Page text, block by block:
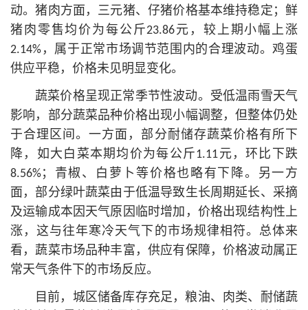
动。猪肉方面，三元猪、仔猪价格基本维持稳定；鲜
猪肉零售均价为每公斤23.86元，较上期小幅上涨
2.14%，属于正常市场调节范围内的合理波动。鸡蛋
供应平稳，价格未见明显变化。
蔬菜价格呈现正常季节性波动。受低温雨雪天气
影响，部分蔬菜品种价格出现小幅调整，但整体仍处
于合理区间。一方面，部分耐储存蔬菜价格有所下
降，如大白菜本期均价为每公斤1.11元，环比下跌
8.56%；青椒、白萝卜等价格也略有下降。另一方
面，部分绿叶蔬菜由于低温导致生长周期延长、采摘
及运输成本因天气原因临时增加，价格出现结构性上
涨，这与往年寒冷天气下的市场规律相符。总体来
看，蔬菜市场品种丰富，供应有保障，价格波动属正
常天气条件下的市场反应。
目前，城区储备库存充足，粮油、肉类、耐储蔬